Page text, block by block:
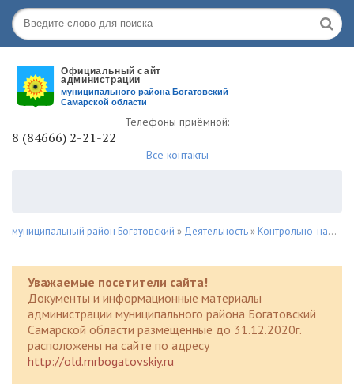
Телефоны приёмной:
8 (84666) 2-21-22
Все контакты
муниципальный район Богатовский » Деятельность » Контрольно-надзорная деятельность
Уважаемые посетители сайта!
Документы и информационные материалы
администрации муниципального района Богатовский
Самарской области размещенные до 31.12.2020г.
расположены на сайте по адресу
http://old.mrbogatovskiy.ru